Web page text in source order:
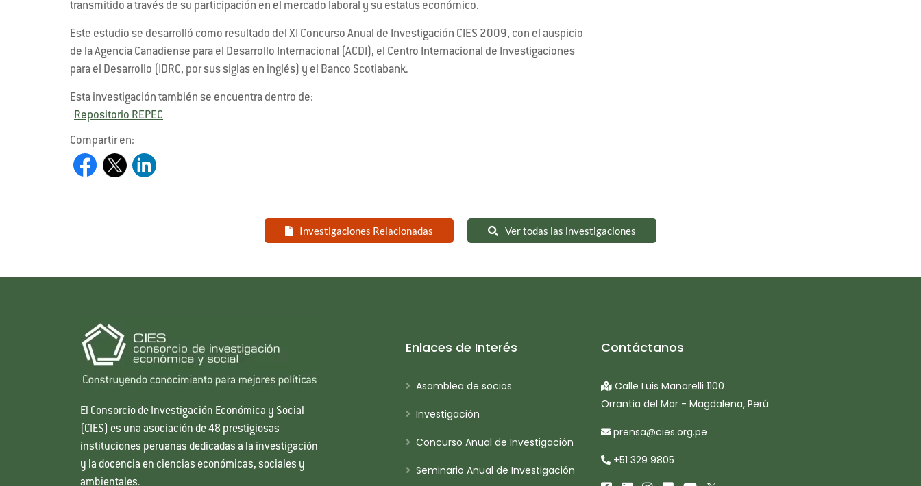
transmitido a través de su participación en el mercado laboral y su estatus económico.
Este estudio se desarrolló como resultado del XI Concurso Anual de Investigación CIES 2009, con el auspicio
de la Agencia Canadiense para el Desarrollo Internacional (ACDI), el Centro Internacional de Investigaciones
para el Desarrollo (IDRC, por sus siglas en inglés) y el Banco Scotiabank.
Esta investigación también se encuentra dentro de:
- Repositorio REPEC
Compartir en:
Investigaciones Relacionadas Ver todas las investigaciones
El Consorcio de Investigación Económica y Social
(CIES) es una asociación de 48 prestigiosas
instituciones peruanas dedicadas a la investigación
y la docencia en ciencias económicas, sociales y
ambientales.
Enlaces de Interés
Asamblea de socios
Investigación
Concurso Anual de Investigación
Seminario Anual de Investigación
Contáctanos
Calle Luis Manarelli 1100
Orrantia del Mar - Magdalena, Perú
prensa@cies.org.pe
+51 329 9805